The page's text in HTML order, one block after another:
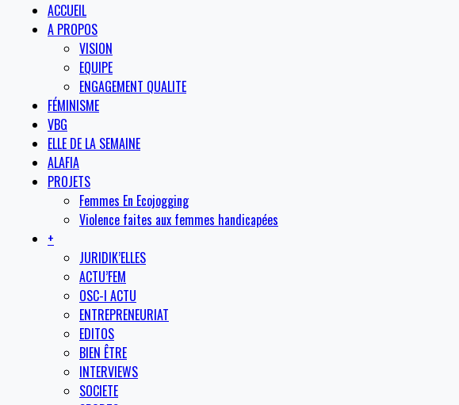
ACCUEIL
A PROPOS
VISION
EQUIPE
ENGAGEMENT QUALITE
FÉMINISME
VBG
ELLE DE LA SEMAINE
ALAFIA
PROJETS
Femmes En Ecojogging
Violence faites aux femmes handicapées
+
JURIDIK’ELLES
ACTU’FEM
OSC-I ACTU
ENTREPRENEURIAT
EDITOS
BIEN ÊTRE
INTERVIEWS
SOCIETE